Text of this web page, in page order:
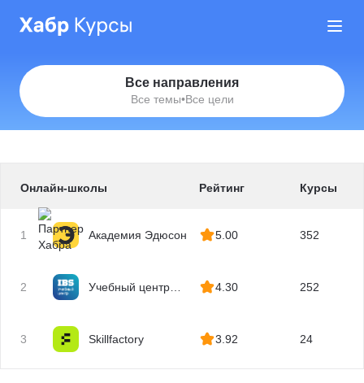
Все направления
Все темы•Все цели
Онлайн-школы Рейтинг Курсы
1 Академия Эдюсон 5.00 352
2
Учебный центр
4.30 252
3 Skillfactory 3.92 24